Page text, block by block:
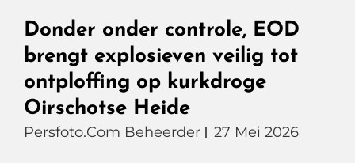
Donder onder controle, EOD
brengt explosieven veilig tot
ontploffing op kurkdroge
Oirschotse Heide
Persfoto.com Beheerder 27 Mei 2026